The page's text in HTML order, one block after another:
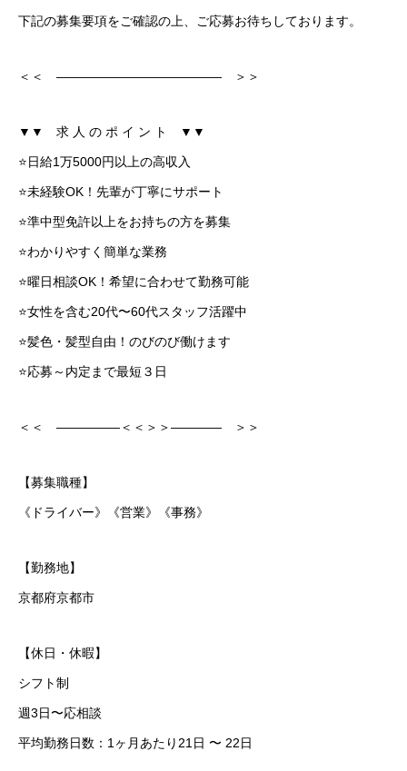
下記の募集要項をご確認の上、ご応募お待ちしております。
＜＜ ――――――――――――― ＞＞
▼▼ 求 人 の ポ イ ン ト ▼▼
⭐日給1万5000円以上の高収入
⭐未経験OK！先輩が丁寧にサポート
⭐準中型免許以上をお持ちの方を募集
⭐わかりやすく簡単な業務
⭐曜日相談OK！希望に合わせて勤務可能
⭐女性を含む20代〜60代スタッフ活躍中
⭐髪色・髪型自由！のびのび働けます
⭐応募～内定まで最短３日
＜＜ ―――――＜＜＞＞―――― ＞＞
【募集職種】
《ドライバー》《営業》《事務》
【勤務地】
京都府京都市
【休日・休暇】
シフト制
週3日〜応相談
平均勤務日数：1ヶ月あたり21日 〜 22日